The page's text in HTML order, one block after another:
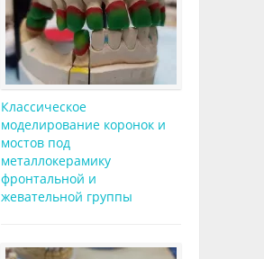
Классическое
моделирование коронок и
мостов под
металлокерамику
фронтальной и
жевательной группы